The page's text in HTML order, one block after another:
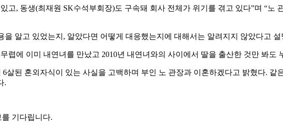
고, 동생(최재원 SK수석부회장)도 구속돼 회사 전체가 위기를 겪고 있다”며 “
을 알고 있었는지, 알았다면 어떻게 대응했는지에 대해서는 알려지지 않았다고 설
렵에 이미 내연녀를 만났고 2010년 내연녀와의 사이에서 딸을 출산한 것만 봐도
살된 혼외자식이 있는 사실을 고백하며 부인 노 관장과 이혼하겠다고 밝혔다.
.
기다립니다.